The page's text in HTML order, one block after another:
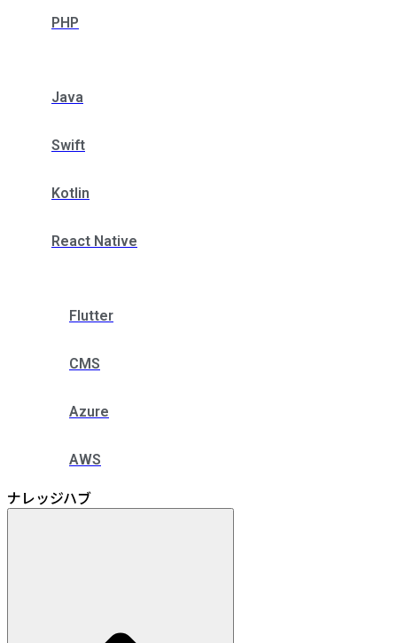
PHP
Java
Swift
Kotlin
React Native
Flutter
CMS
Azure
AWS
ナレッジハブ